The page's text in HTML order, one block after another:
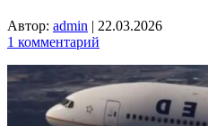
Автор: admin | 22.03.2026
1 комментарий